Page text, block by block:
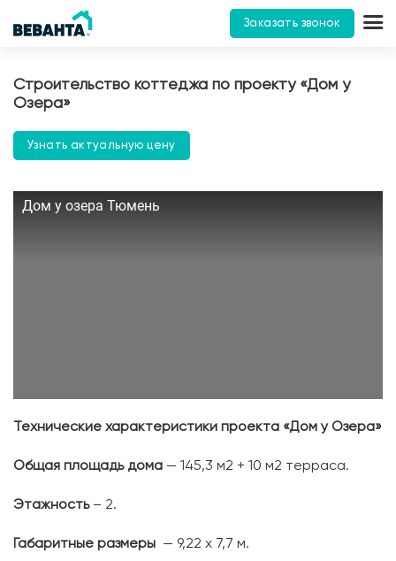
Заказать звонок
Строительство коттеджа по проекту «Дом у
Озера»
Узнать актуальную цену
Дом у озера Тюмень
Технические характеристики проекта «Дом у Озера»
Общая площадь дома — 145,3 м2 + 10 м2 терраса.
Этажность– 2.
Габаритные размеры — 9,22 х 7,7 м.